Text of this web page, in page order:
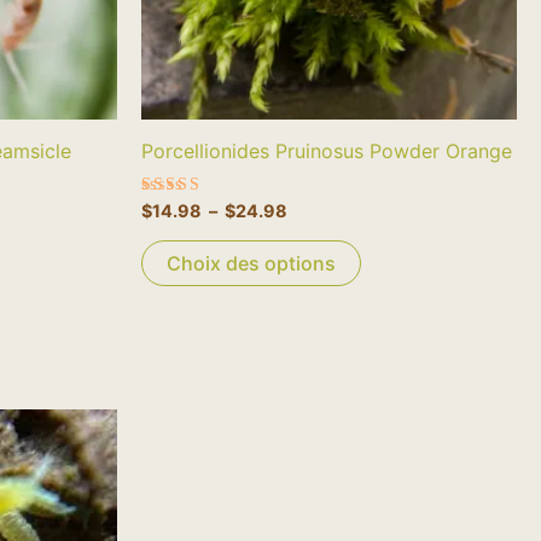
Porcellionides Pruinosus Powder Orange
Note
4.50
sur 5
$14.98 – $24.98
Choix des options
être
choisies
sur
du